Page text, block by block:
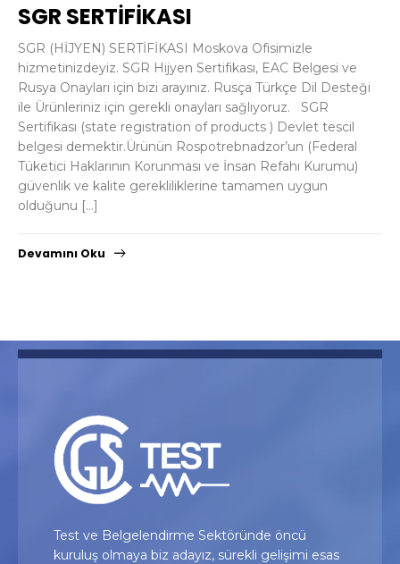
SGR SERTİFİKASI
SGR (HİJYEN) SERTİFİKASI Moskova Ofisimizle
hizmetinizdeyiz. SGR Hijyen Sertifikası, EAC Belgesi ve
Rusya Onayları için bizi arayınız. Rusça Türkçe Dil Desteği
ile Ürünleriniz için gerekli onayları sağlıyoruz. SGR
Sertifikası (state registration of products ) Devlet tescil
belgesi demektir.Ürünün Rospotrebnadzor’un (Federal
Tüketici Haklarının Korunması ve İnsan Refahı Kurumu)
güvenlik ve kalite gerekliliklerine tamamen uygun
olduğunu […]
Devamını Oku
Test ve Belgelendirme Sektöründe öncü
kuruluş olmaya biz adayız, sürekli gelişimi esas